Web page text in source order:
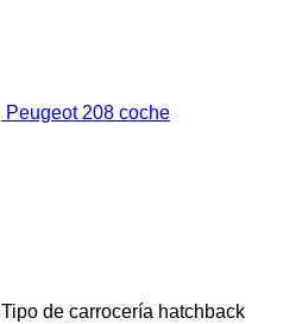
Peugeot 208 coche
Tipo de carrocería hatchback